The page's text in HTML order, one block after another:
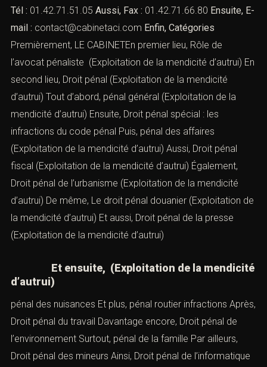
Tél : 01.42.71.51.05 Aussi, Fax : 01.42.71.66.80 Ensuite, E-
mail : contact@cabinetaci.com Enfin, Catégories
Premièrement, LE CABINETEn premier lieu, Rôle de
l’avocat pénaliste (Exploitation de la mendicité d’autrui) En
second lieu, Droit pénal (Exploitation de la mendicité
d’autrui) Tout d’abord, pénal général (Exploitation de la
mendicité d’autrui) Ensuite, Droit pénal spécial : les
infractions du code pénal Puis, pénal des affaires
(Exploitation de la mendicité d’autrui) Aussi, Droit pénal
fiscal (Exploitation de la mendicité d’autrui) Également,
Droit pénal de l’urbanisme (Exploitation de la mendicité
d’autrui) De même, Le droit pénal douanier (Exploitation de
la mendicité d’autrui) Et aussi, Droit pénal de la presse
(Exploitation de la mendicité d’autrui)
Et ensuite, (Exploitation de la mendicité
d’autrui)
pénal des nuisances Et plus, pénal routier infractions Après,
Droit pénal du travail Davantage encore, Droit pénal de
l’environnement Surtout, pénal de la famille Par ailleurs,
Droit pénal des mineurs Ainsi, Droit pénal de l’informatique